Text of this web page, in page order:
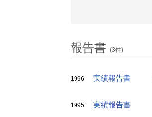
報告書 (3件)
1996 実績報告書
1995 実績報告書